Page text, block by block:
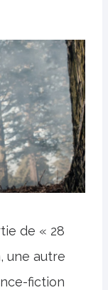
de « 28
une autre
fiction